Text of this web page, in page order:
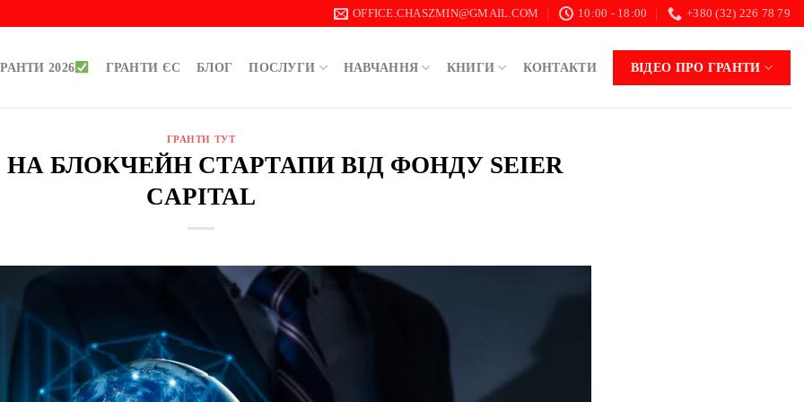
OFFICE.CHASZMIN@GMAIL.COM 10:00 - 18:00 +380 (32) 226 78 79
2026 ГРАНТИ ЄС БЛОГ ПОСЛУГИ НАВЧАННЯ КНИГИ КОНТАКТИ ВІДЕО ПРО ГРАНТИ
ГРАНТИ ТУТ
НА БЛОКЧЕЙН СТАРТАПИ ВІД ФОНДУ SEIER
CAPITAL